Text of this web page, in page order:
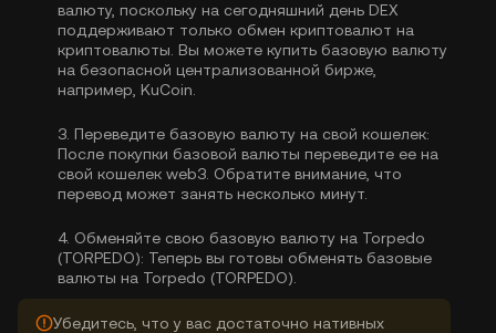
валюту, поскольку на сегодняшний день DEX
поддерживают только обмен криптовалют на
криптовалюты. Вы можете купить базовую валюту
на безопасной централизованной бирже,
например, KuCoin.
3. Переведите базовую валюту на свой кошелек:
После покупки базовой валюты переведите ее на
свой кошелек web3. Обратите внимание, что
перевод может занять несколько минут.
4. Обменяйте свою базовую валюту на Torpedo
(TORPEDO): Теперь вы готовы обменять базовые
валюты на Torpedo (TORPEDO).
Убедитесь, что у вас достаточно нативных